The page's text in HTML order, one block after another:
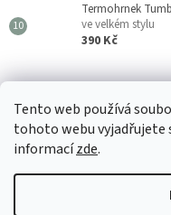
Tento web používá
tohoto webu vyjadřujete
informacízde.
Termohrnek
ve velkém stylu
390 Kč